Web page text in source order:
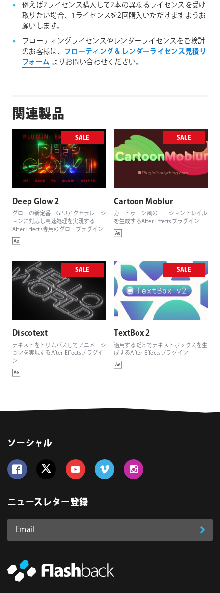
例えば2ライセンス購入して2本の異なるライセンスを受け
取りたい場合、1ライセンスを2回購入いただけますようお
願いします。
フローティングライセンスやレンダーライセンスをご検討
のお客様は、 フローティング & レンダーライセンス見積り
フォーム よりお問い合わせください。
関連製品
SALE
Deep Glow 2
グローの新定番！GPUアクセラレーシ
ョンに対応し高速処理を実現する
After Effects専用のグロープラグイン
SALE
Cartoon Moblur
カートゥーン風のモーショントレイル
を生成するAfter Effectsプラグイン
SALE
Discotext
テキストをトリムパスしてアニメーシ
ョンを実現するAfter Effectsプラグイ
ン
SALE
TextBox 2
適用するだけでテキストボックスを生
成するAfter Effectsプラグイン
ソーシャル
ニュースレター登録
Email
ス
登